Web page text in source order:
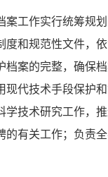
工作实行统筹规
和规范性文件，
案的完整，确保
代技术手段保护
技术研究工作，
有关工作；负责